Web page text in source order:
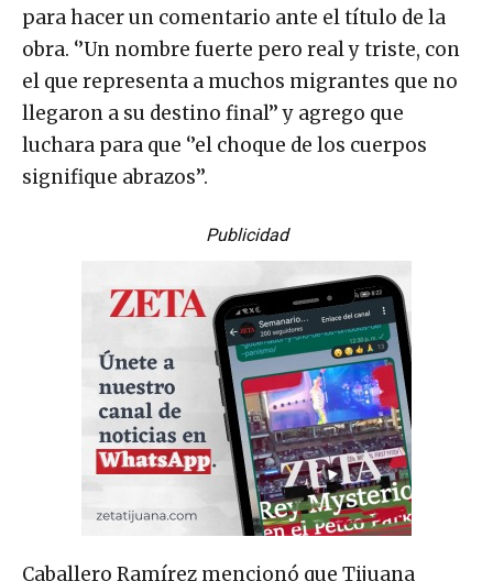
para hacer un comentario ante el título de la
obra. ‘’Un nombre fuerte pero real y triste, con
el que representa a muchos migrantes que no
llegaron a su destino final’’ y agrego que
luchara para que ‘’el choque de los cuerpos
signifique abrazos’’.
Publicidad
Caballero Ramírez mencionó que Tijuana